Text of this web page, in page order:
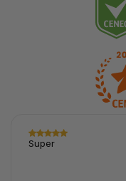
Super